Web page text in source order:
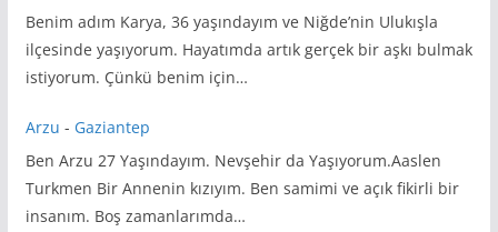
Benim adım Karya, 36 yaşındayım ve Niğde’nin Ulukışla
ilçesinde yaşıyorum. Hayatımda artık gerçek bir aşkı bulmak
istiyorum. Çünkü benim için…
Arzu - Gaziantep
Ben Arzu 27 Yaşındayım. Nevşehir da Yaşıyorum.Aaslen
Turkmen Bir Annenin kızıyım. Ben samimi ve açık fikirli bir
insanım. Boş zamanlarımda…